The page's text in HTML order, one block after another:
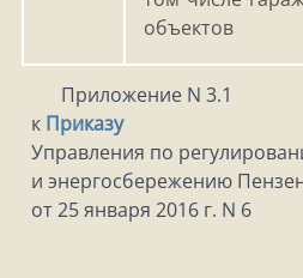
объектов
Приложение N 3.1
к Приказу
Управления по
и энергосбережению
от 25 января 2016 г. N 6